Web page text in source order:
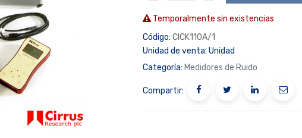
Temporalmente sin existencias
Código: CICK110A/1
Unidad de venta: Unidad
Categoría: Medidores de Ruido
Compartir: